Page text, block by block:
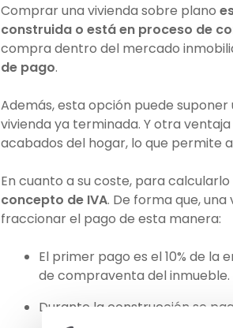
Comprar una vivienda sobre plano
construida o está en proceso de
compra dentro del mercado
de pago.
Además, esta opción puede suponer
vivienda ya terminada. Y otra
acabados del hogar, lo que permite
En cuanto a su coste, para calcularlo
concepto de IVA. De forma que,
fraccionar el pago de esta manera:
El primer pago es el 10% de
de compraventa del inmueble.
Durante la construcción se